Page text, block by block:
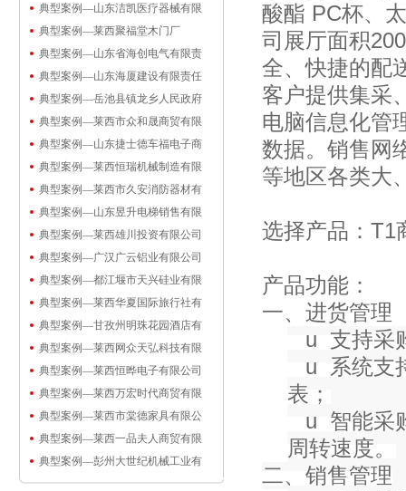
典型案例—山东洁凯医疗器械有限
典型案例—莱西聚福堂木门厂
典型案例—山东省海创电气有限责
典型案例—山东海厦建设有限责任
典型案例—岳池县镇龙乡人民政府
典型案例—莱西市众和晟商贸有限
典型案例—山东捷士德车福电子商
典型案例—莱西恒瑞机械制造有限
典型案例—莱西市久安消防器材有
典型案例—山东昱升电梯销售有限
典型案例—莱西雄川投资有限公司
典型案例—广汉广云铝业有限公司
典型案例—都江堰市天兴硅业有限
典型案例—莱西华夏国际旅行社有
典型案例—甘孜州明珠花园酒店有
典型案例—莱西网众天弘科技有限
典型案例—莱西恒晔电子有限公司
典型案例—莱西万宏时代商贸有限
典型案例—莱西市棠德家具有限公
典型案例—莱西一品夫人商贸有限
典型案例—彭州大世纪机械工业有
酸酯 PC杯、
司展厅面积
全、快捷的配
客户提供集采
电脑信息化管
数据。销售网
等地区各类大
选择产品：T1
产品功能：
一、进货管理
u 支持采
u
系统支
表；
u 智能采
周转速度。
二、销售管理